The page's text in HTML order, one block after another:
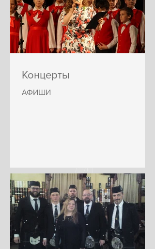
Концерты
АФИШИ